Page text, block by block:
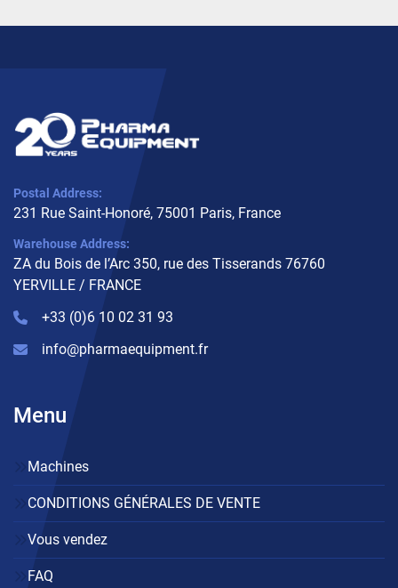
Postal Address:
231 Rue Saint-Honoré, 75001 Paris, France
Warehouse Address:
ZA du Bois de l’Arc 350, rue des Tisserands 76760
YERVILLE / FRANCE
+33 (0)6 10 02 31 93
info@pharmaequipment.fr
Menu
Machines
CONDITIONS GÉNÉRALES DE VENTE
Vous vendez
FAQ